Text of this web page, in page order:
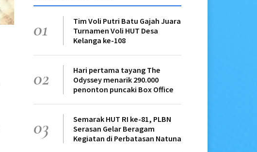
01
Tim Voli Putri Batu Gajah Juara
Turnamen Voli HUT Desa
Kelanga ke-108
02
Hari pertama tayang The
Odyssey menarik 290.000
penonton puncaki Box Office
03
Semarak HUT RI ke-81, PLBN
Serasan Gelar Beragam
Kegiatan di Perbatasan Natuna